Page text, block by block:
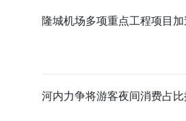
隆城机场多项重点工程项目
河内力争将游客夜间消费占